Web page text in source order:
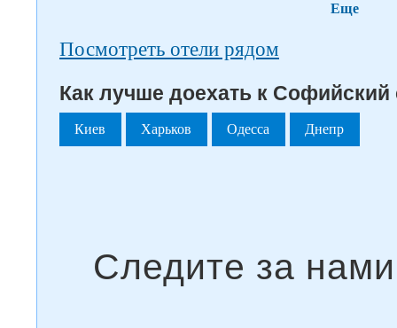
Еще
Посмотреть отели рядом
Как лучше доехать к Софийский
Киев Харьков Одесса Днепр